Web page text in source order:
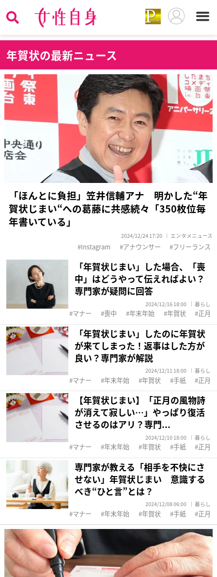
年賀状の最新ニュース
「ほんとに負担」笠井信輔アナ 明かした“年
賀状じまい“への葛藤に共感続々「350枚位毎
年書いている」
2024/12/24 17:20 エンタメニュース
Instagram アナウンサー フリーランス
「年賀状じまい」した場合、「喪
中」はどうやって伝えればよい？
専門家が疑問に回答
2024/12/16 18:00 暮らし
マナー 喪中 年末年始 年賀状 正月
「年賀状じまい」したのに年賀状
が来てしまった！返事はした方が
良い？専門家が解説
2024/12/11 18:00 暮らし
マナー 年末年始 年賀状 手紙 正月
【年賀状じまい】「正月の風物詩
が消えて寂しい…」やっぱり復活
させるのはアリ？専門...
2024/12/10 18:00 暮らし
マナー 年末年始 年賀状 手紙 正月
専門家が教える「相手を不快にさ
せない」年賀状じまい 意識する
べき“ひと言”とは？
2024/12/08 06:00 暮らし
マナー 年末年始 年賀状 手紙 正月